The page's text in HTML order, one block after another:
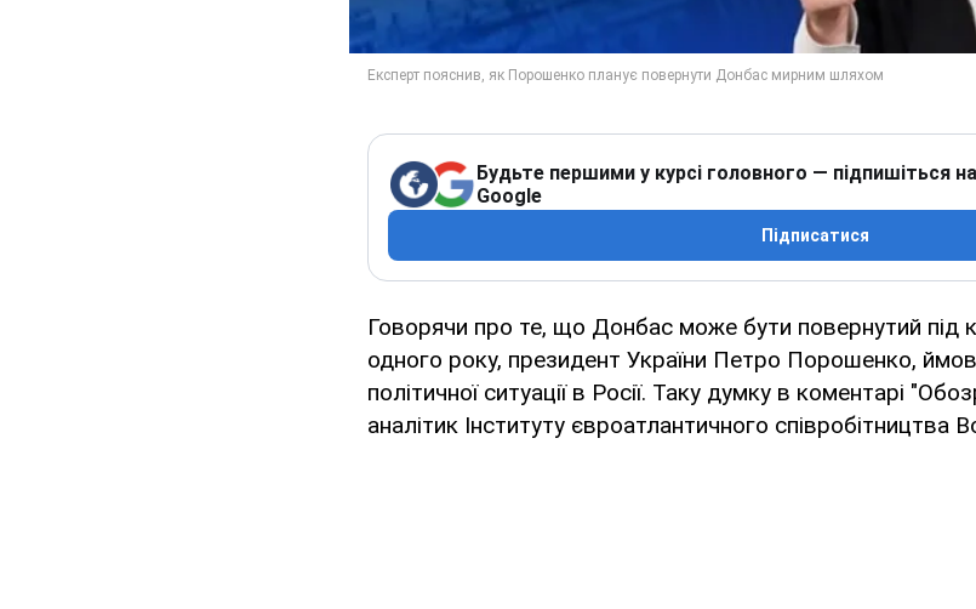
Будьте першими у курсі головного — підпишіться
Google
Підписатися
Говорячи про те, що Донбас може бути повернутий під
одного року, президент України Петро Порошенко,
політичної ситуації в Росії. Таку думку в коментарі
аналітик Інституту євроатлантичного співробітництва